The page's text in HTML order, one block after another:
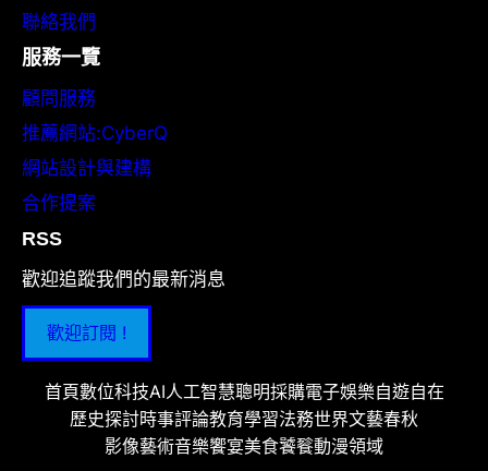
聯絡我們
服務一覽
顧問服務
推薦網站:CyberQ
網站設計與建構
合作提案
RSS
歡迎追蹤我們的最新消息
歡迎訂閱 !
首頁數位科技AI人工智慧聰明採購電子娛樂自遊自在
歷史探討時事評論教育學習法務世界文藝春秋
影像藝術音樂饗宴美食饕餮動漫領域